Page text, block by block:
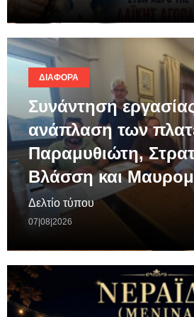
ΔΙΆΦΟΡΑ
Συνάντηση
ανάπλαση των
Παραμυθιώτη,
Βλάσση και
Δελτίο τύπου
07|08|2026